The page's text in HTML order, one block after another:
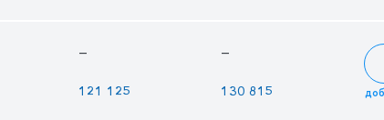
— —
121 125 130 815